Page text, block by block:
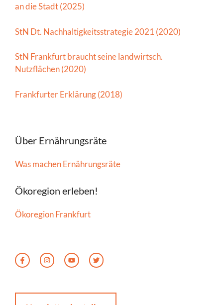
an die Stadt (2025)
StN Dt. Nachhaltigkeitsstrategie 2021 (2020)
StN Frankfurt braucht seine landwirtsch.
Nutzflächen (2020)
Frankfurter Erklärung (2018)
Über Ernährungsräte
Was machen Ernährungsräte
Ökoregion erleben!
Ökoregion Frankfurt